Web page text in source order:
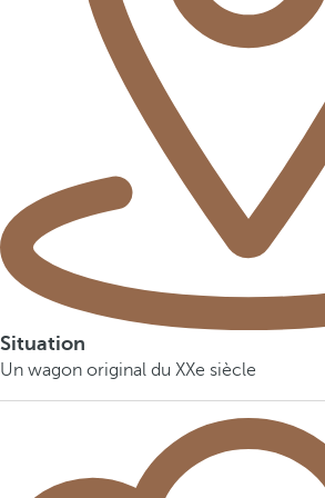
Situation
Un wagon original du XXe siècle